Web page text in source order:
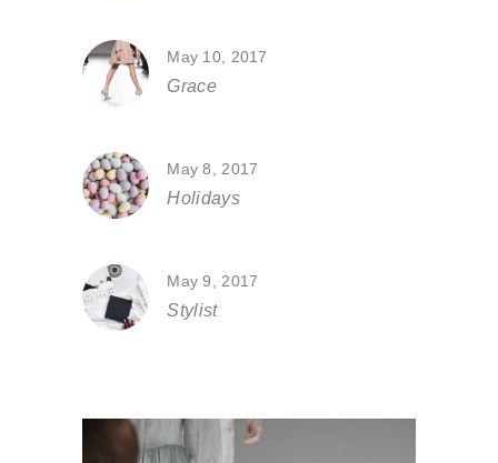
May 10, 2017
Grace
May 8, 2017
Holidays
May 9, 2017
Stylist